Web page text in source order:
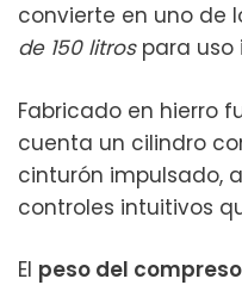
convierte en uno de
de 150 litrospara uso
Fabricado en hierro
cuenta un cilindro
cinturón impulsado,
controles intuitivos
El peso del